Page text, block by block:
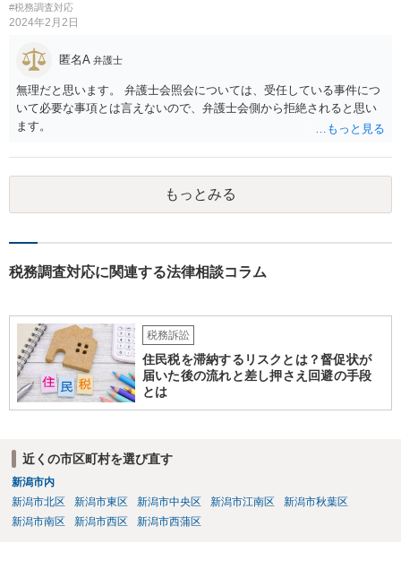
#税務調査対応
2024年2月2日
匿名A 弁護士
無理だと思います。 弁護士会照会については、受任している事件につ
いて必要な事項とは言えないので、弁護士会側から拒絶されると思い
ます。
もっとみる
税務調査対応に関連する法律相談コラム
税務訴訟
住民税を滞納するリスクとは？督促状が
届いた後の流れと差し押さえ回避の手段
とは
近くの市区町村を選び直す
新潟市内
新潟市北区
新潟市東区 新潟市中央区 新潟市江南区
新潟市秋葉区
新潟市南区
新潟市西区 新潟市西蒲区